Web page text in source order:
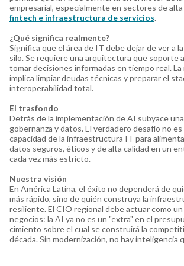
empresarial, especialmente en sectores de alta
fintech e infraestructura de servicios.
¿Qué significa realmente?
Significa que el área de IT debe dejar de ver a
silo. Se requiere una arquitectura que soporte
tomar decisiones informadas en tiempo real. La
implica limpiar deudas técnicas y preparar el
interoperabilidad total.
El trasfondo
Detrás de la implementación de AI subyace
gobernanza y datos. El verdadero desafío no
capacidad de la infraestructura IT para
datos seguros, éticos y de alta calidad en un
cada vez más estricto.
Nuestra visión
En América Latina, el éxito no dependerá de
más rápido, sino de quién construya la
resiliente. El CIO regional debe actuar como
negocios: la AI ya no es un "extra" en el
cimiento sobre el cual se construirá la
década. Sin modernización, no hay inteligencia